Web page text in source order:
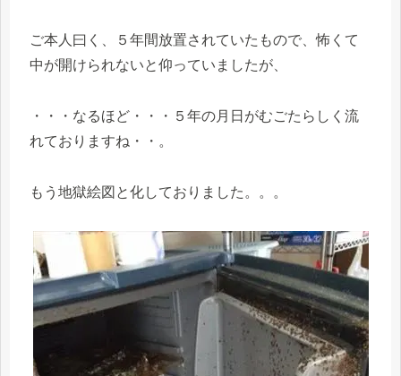
ご本人曰く、５年間放置されていたもので、怖くて
中が開けられないと仰っていましたが、
・・・なるほど・・・５年の月日がむごたらしく流
れておりますね・・。
もう地獄絵図と化しておりました。。。